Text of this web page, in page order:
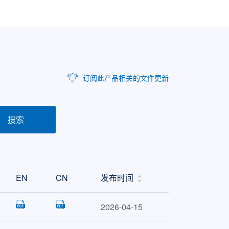
订阅此产品相关的文件更新
搜索
EN CN 发布时间
2026-04-15